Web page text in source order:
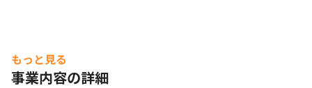
もっと見る
事業内容の詳細